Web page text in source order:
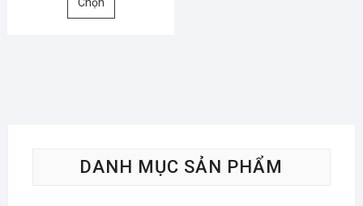
chọn
DANH MỤC SẢN PHẨM